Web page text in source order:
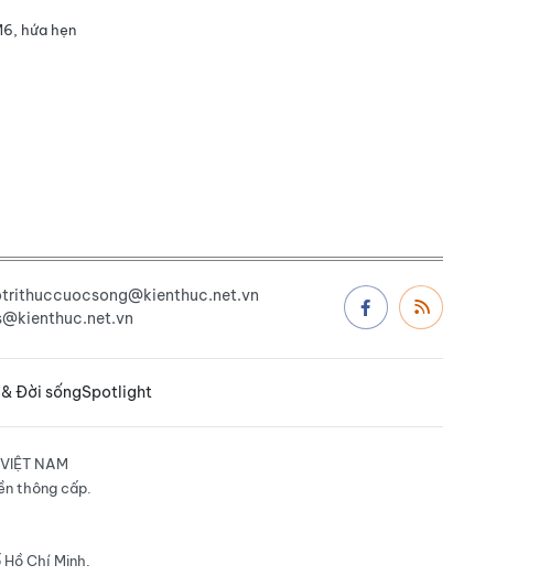
hứa hẹn
Đời sốngSpotlight
NAM
thông cấp.
Chí Minh.